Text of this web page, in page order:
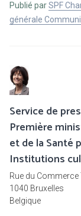
Publié parSPF
générale
Service de
Première
et de la Santé
Institutions
Rue du Commerce
1040 Bruxelles
Belgique